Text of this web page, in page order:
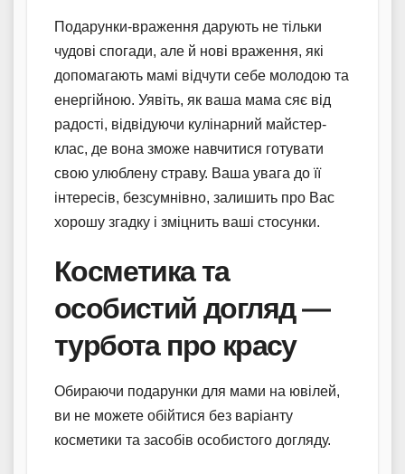
Подарунки-враження дарують не тільки
чудові спогади, але й нові враження, які
допомагають мамі відчути себе молодою та
енергійною. Уявіть, як ваша мама сяє від
радості, відвідуючи кулінарний майстер-
клас, де вона зможе навчитися готувати
свою улюблену страву. Ваша увага до її
інтересів, безсумнівно, залишить про Вас
хорошу згадку і зміцнить ваші стосунки.
Косметика та
особистий догляд —
турбота про красу
Обираючи подарунки для мами на ювілей,
ви не можете обійтися без варіанту
косметики та засобів особистого догляду.